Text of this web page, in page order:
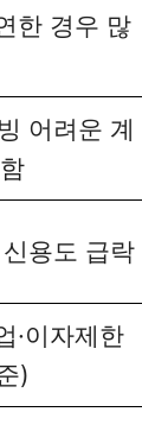
한 경우 많
어려운 계
용도 급락
·이자제한
)